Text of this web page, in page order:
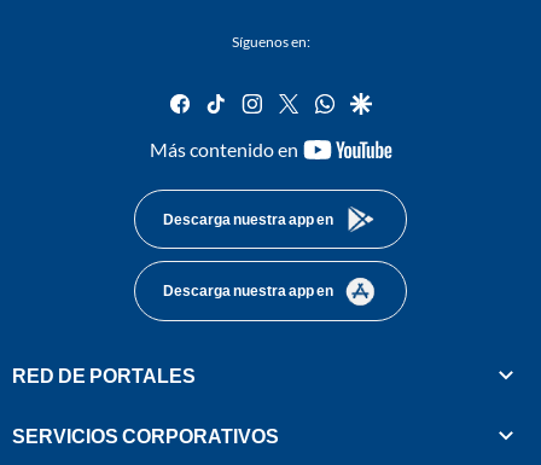
Síguenos en:
facebook
tiktok instagram
twitterwhatsapp
google
Más contenido en
youtube-
Descarga nuestra app en
Descarga nuestra app en
RED DE PORTALES
SERVICIOS CORPORATIVOS